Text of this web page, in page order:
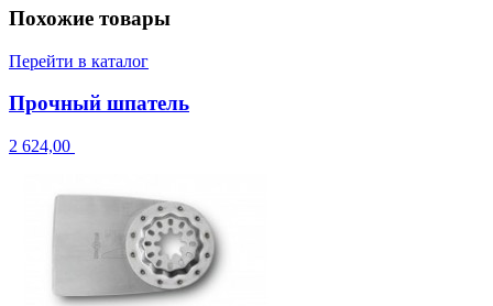
Похожие товары
Перейти в каталог
Прочный шпатель
2 624,00